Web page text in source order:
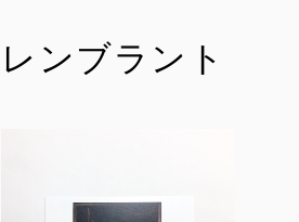
レンブラント